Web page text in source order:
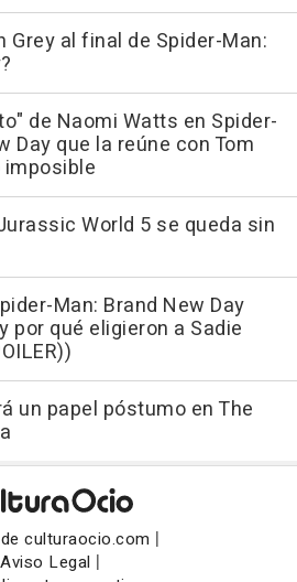
Grey al final de Spider-Man:
de Naomi Watts en Spider-
Day que la reúne con Tom
World 5 se queda sin
Man: Brand New Day
por qué eligieron a Sadie
un papel póstumo en The
culturaocio.com |
Aviso Legal |